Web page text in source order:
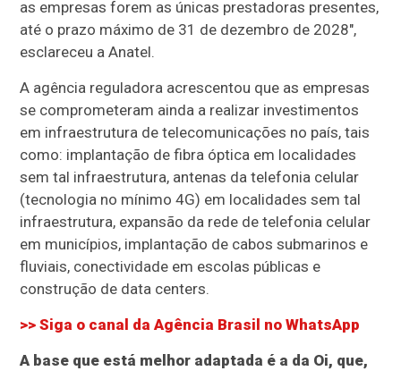
as empresas forem as únicas prestadoras presentes,
até o prazo máximo de 31 de dezembro de 2028",
esclareceu a Anatel.
A agência reguladora acrescentou que as empresas
se comprometeram ainda a realizar investimentos
em infraestrutura de telecomunicações no país, tais
como: implantação de fibra óptica em localidades
sem tal infraestrutura, antenas da telefonia celular
(tecnologia no mínimo 4G) em localidades sem tal
infraestrutura, expansão da rede de telefonia celular
em municípios, implantação de cabos submarinos e
fluviais, conectividade em escolas públicas e
construção de data centers.
>> Siga o canal daAgência Brasil no WhatsApp
A base que está melhor adaptada é a da Oi, que,